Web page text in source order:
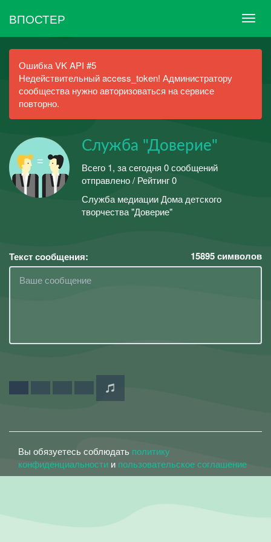
ВПОСТЕР
Ошибка VK API #5
Недействительный access_token! Администратору
сообщества нужно авторизоваться на сервисе
повторно.
Служба "Доверие"
Всего 1, за сегодня 0 сообщений
отправлено / Рейтинг 0
Служба медиации Дома детского
творчества "Доверие"
Текст сообщения: 15895символов
Вы обязуетесь соблюдать политику
конфиденциальности и пользовательское соглашение